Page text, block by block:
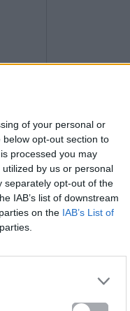
of your personal or
opt-out section to
processed you may
by us or personal
separately opt-out of the
IAB’s list of downstream
on the IAB’s List of